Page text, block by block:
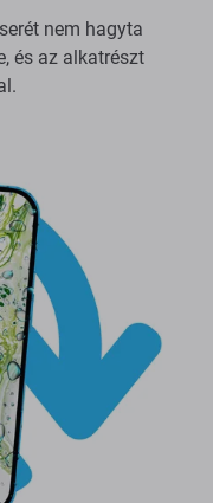
nem hagyta
és az alkatrészt